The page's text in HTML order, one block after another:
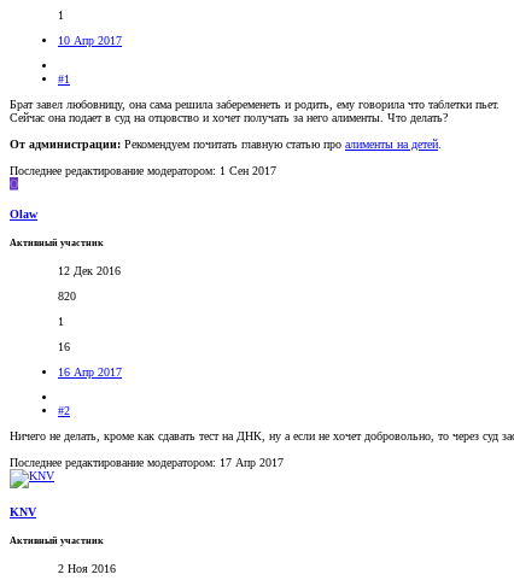
1
10 Апр 2017
#1
Брат завел любовницу, она сама решила забеременеть и родить, ему говорила что таблетки пьет.
Сейчас она подает в суд на отцовство и хочет получать за него алименты. Что делать?
От администрации: Рекомендуем почитать главную статью про алименты на детей.
Последнее редактирование модератором: 1 Сен 2017
O
Olaw
Активный участник
12 Дек 2016
820
1
16
16 Апр 2017
#2
Ничего не делать, кроме как сдавать тест на ДНК, ну а если не хочет добровольно, то через суд
Последнее редактирование модератором: 17 Апр 2017
KNV
Активный участник
2 Ноя 2016